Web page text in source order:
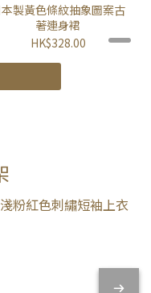
本製黃色條紋抽象圖案古
著連身裙
HK$328.00